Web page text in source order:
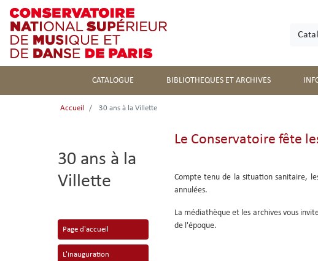
CATALOGUE BIBLIOTHEQUES ET ARCHIVES
Accueil 30 ans à la Villette
Le Conservatoire fête
Compte tenu de la situation sanitaire,
annulées.
La médiathèque et les archives vous
de l'époque.
30 ans à la
Villette
Page d'accueil
L'inauguration